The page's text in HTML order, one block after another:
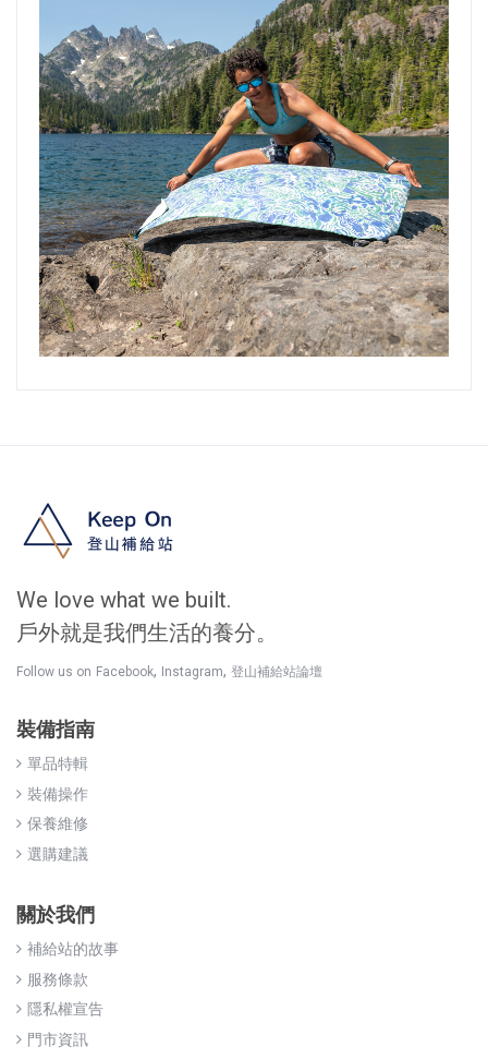
We love what we built.
戶外就是我們生活的養分。
Follow us on Facebook, Instagram, 登山補給站論壇
裝備指南
單品特輯
裝備操作
保養維修
選購建議
關於我們
補給站的故事
服務條款
隱私權宣告
門市資訊